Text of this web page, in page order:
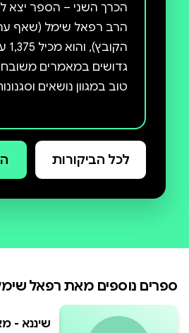
הכרך השני – הספר יצא
הרב רפאל שימל (שאף
גדושים במאמרים
₪ במקום 120 ₪ !
לכל הביקורות
ספרים נוספים מאת רפאל
שיננא -